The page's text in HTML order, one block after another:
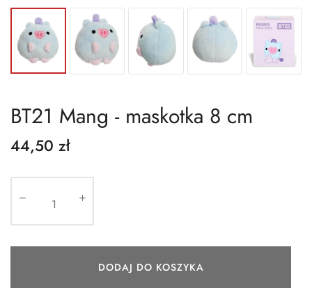
BT21 Mang - maskotka 8 cm
44,50 zł
DODAJ DO KOSZYKA